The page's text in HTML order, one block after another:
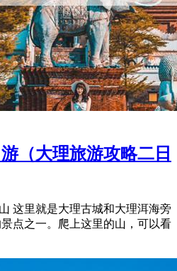
（大理旅游攻略二日
这里就是大理古城和大理洱海旁
点之一。爬上这里的山，可以看